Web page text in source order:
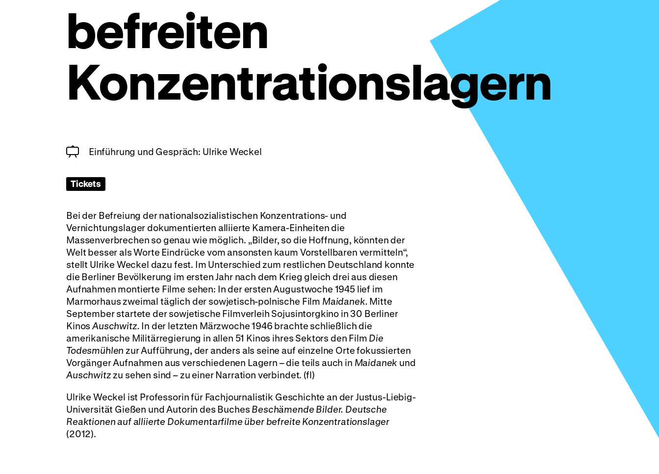
befreiten
Konzentrationslagern
Einführung und Gespräch: Ulrike Weckel
Tickets
Bei der Befreiung der nationalsozialistischen Konzentrations- und
Vernichtungslager dokumentierten alliierte Kamera-Einheiten die
Massenverbrechen so genau wie möglich. „Bilder, so die Hoffnung, könnten der
Welt besser als Worte Eindrücke vom ansonsten kaum Vorstellbaren vermitteln“,
stellt Ulrike Weckel dazu fest. Im Unterschied zum restlichen Deutschland konnte
die Berliner Bevölkerung im ersten Jahr nach dem Krieg gleich drei aus diesen
Aufnahmen montierte Filme sehen: In der ersten Augustwoche 1945 lief im
Marmorhaus zweimal täglich der sowjetisch-polnische Film Maidanek. Mitte
September startete der sowjetische Filmverleih Sojusintorgkino in 30 Berliner
KinosAuschwitz. In der letzten Märzwoche 1946 brachte schließlich die
amerikanische Militärregierung in allen 51 Kinos ihres Sektors den Film Die
Todesmühlen zur Aufführung, der anders als seine auf einzelne Orte fokussierten
Vorgänger Aufnahmen aus verschiedenen Lagern – die teils auch in Maidanek und
Auschwitz zu sehen sind – zu einer Narration verbindet. (fl)
Ulrike Weckel ist Professorin für Fachjournalistik Geschichte an der Justus-Liebig-
Universität Gießen und Autorin des Buches Beschämende Bilder. Deutsche
Reaktionen auf alliierte Dokumentarfilme über befreite Konzentrationslager
(2012).